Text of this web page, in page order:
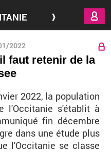
2022
faut retenir de la
2022, la po­pu­la­tion
l'Oc­ci­ta­nie s'éta­blit à
fin dé­cembre
dans une étude plus
l'Oc­ci­ta­nie se classe